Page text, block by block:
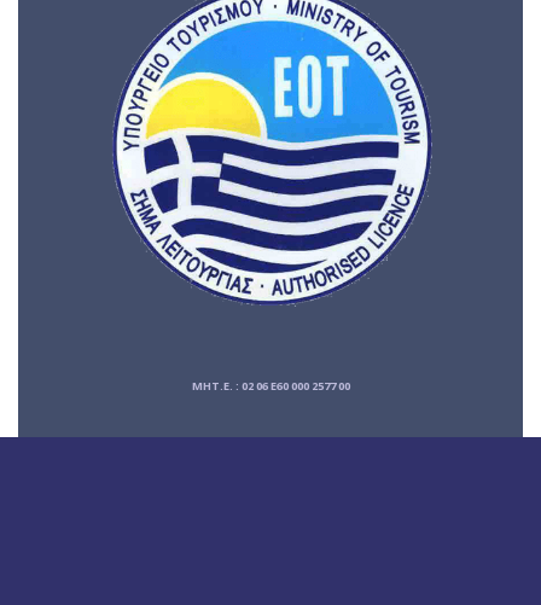
ΜΗΤ.Ε. : 02 06 E60 000 2577 00